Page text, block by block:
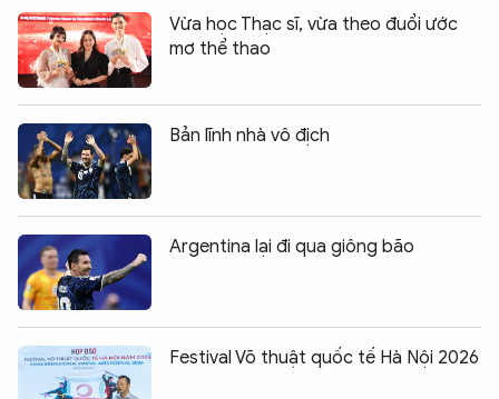
Vừa học Thạc sĩ, vừa theo đuổi ước
mơ thể thao
Bản lĩnh nhà vô địch
Argentina lại đi qua giông bão
Festival Võ thuật quốc tế Hà Nội 2026